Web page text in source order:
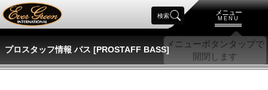
メニュー
MENU
検索
プロスタッフ情報 バス [PROSTAFF BASS]